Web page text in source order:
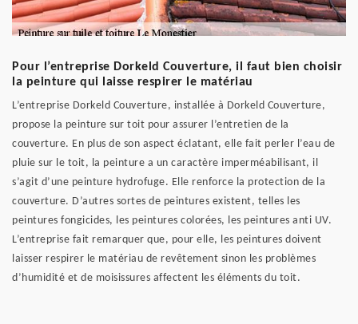
Pour l’entreprise Dorkeld Couverture, il faut bien choisir
la peinture qui laisse respirer le matériau
L’entreprise Dorkeld Couverture, installée à Dorkeld Couverture,
propose la peinture sur toit pour assurer l’entretien de la
couverture. En plus de son aspect éclatant, elle fait perler l’eau de
pluie sur le toit, la peinture a un caractère imperméabilisant, il
s’agit d’une peinture hydrofuge. Elle renforce la protection de la
couverture. D’autres sortes de peintures existent, telles les
peintures fongicides, les peintures colorées, les peintures anti UV.
L’entreprise fait remarquer que, pour elle, les peintures doivent
laisser respirer le matériau de revêtement sinon les problèmes
d’humidité et de moisissures affectent les éléments du toit.